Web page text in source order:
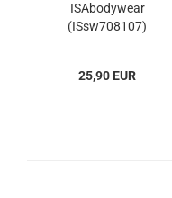
ISAbodywear
(ISsw708107)
25,90 EUR